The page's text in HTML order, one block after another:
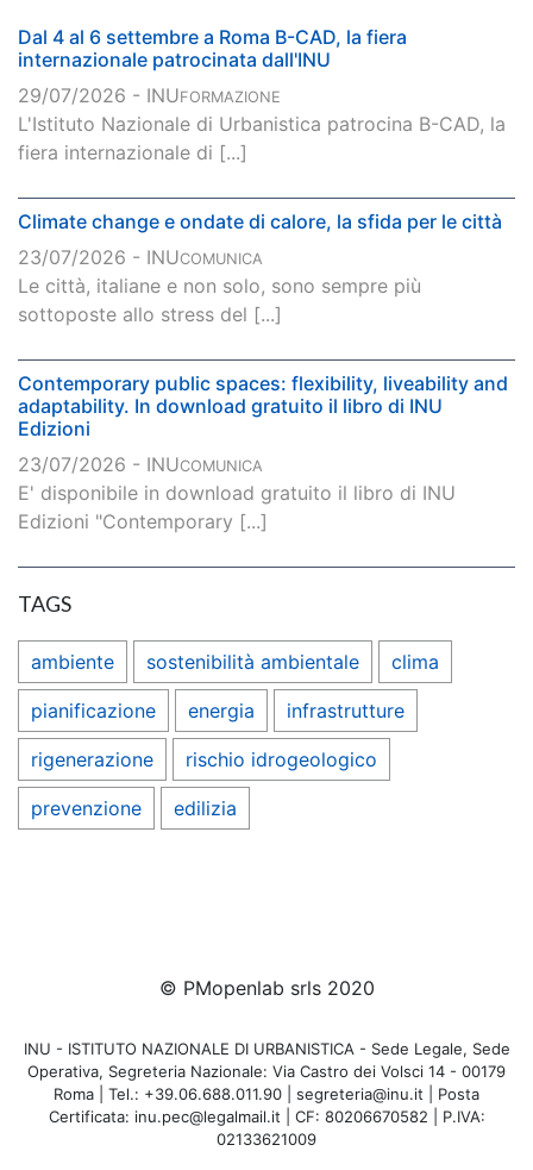
Dal 4 al 6 settembre a Roma B-CAD, la fiera
internazionale patrocinata dall'INU
29/07/2026 - INUFORMAZIONE
L'Istituto Nazionale di Urbanistica patrocina B-CAD, la
fiera internazionale di [...]
Climate change e ondate di calore, la sfida per le città
23/07/2026 - INUCOMUNICA
Le città, italiane e non solo, sono sempre più
sottoposte allo stress del [...]
Contemporary public spaces: flexibility, liveability and
adaptability. In download gratuito il libro di INU
Edizioni
23/07/2026 - INUCOMUNICA
E' disponibile in download gratuito il libro di INU
Edizioni "Contemporary [...]
TAGS
ambiente sostenibilità ambientale clima
pianificazione energia infrastrutture
rigenerazione rischio idrogeologico
prevenzione edilizia
© PMopenlab srls 2020
INU - ISTITUTO NAZIONALE DI URBANISTICA - Sede Legale, Sede
Operativa, Segreteria Nazionale: Via Castro dei Volsci 14 - 00179
Roma | Tel.: +39.06.688.011.90 | segreteria@inu.it | Posta
Certificata: inu.pec@legalmail.it | CF: 80206670582 | P.IVA:
02133621009